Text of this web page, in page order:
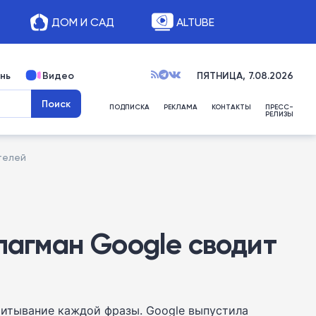
ДОМ И САД ALTUBE
Видео ПЯТНИЦА, 7.08.2026
ПОДПИСКА РЕКЛАМА КОНТАКТЫ ПРЕСС-
РЕЛИЗЫ
Google сводит
каждой фразы. Google выпустила